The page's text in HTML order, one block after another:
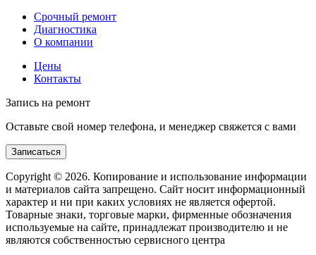
Срочный ремонт
Диагностика
О компании
Цены
Контакты
Запись на ремонт
Оставьте свой номер телефона, и менеджер свяжется с вами
Записаться
Copyright © 2026. Копирование и использование информации
и материалов сайта запрещено. Сайт носит информационный
характер и ни при каких условиях не является офертой.
Товарные знаки, торговые марки, фирменные обозначения
используемые на сайте, принадлежат производителю и не
являются собственностью сервисного центра